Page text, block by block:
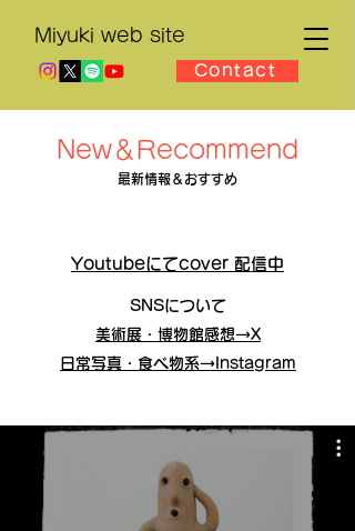
Miyuki web site
Contact
New＆Recommend
​最新情報＆おすすめ
​Youtubeにてcover 配信中
SNSについて
美術展・博物館感想→X
​日常写真・食べ物系→Instagram